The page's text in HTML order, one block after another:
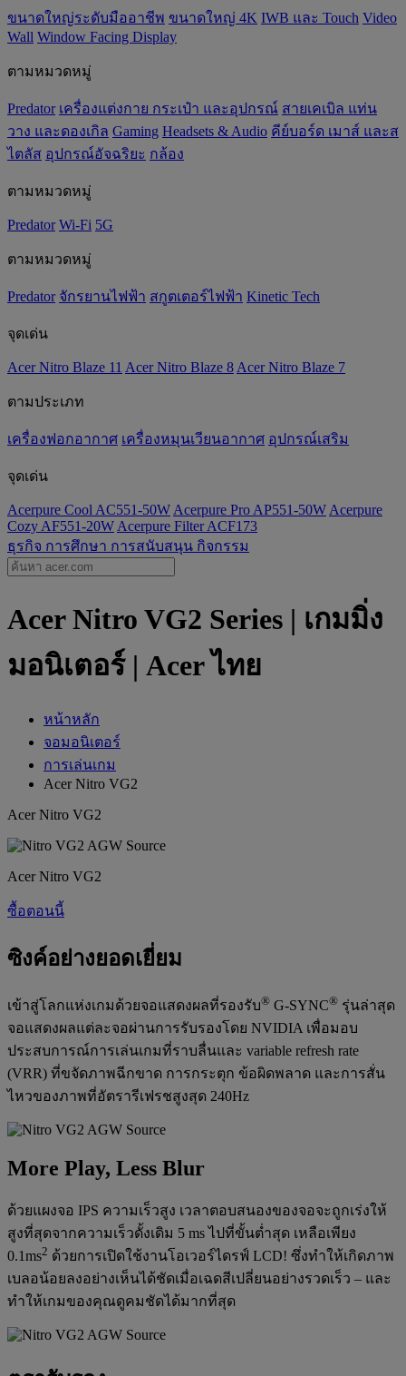
ขนาดใหญ่ระดับมืออาชีพ ขนาดใหญ่ 4K IWB และ Touch Video
Wall Window Facing Display
ตามหมวดหมู่
Predator เครื่องแต่งกาย กระเป๋า และอุปกรณ์ สายเคเบิล แท่น
วาง และดองเกิล Gaming ‌Headsets & Audio คีย์บอร์ด เมาส์ และส
ไตลัส อุปกรณ์อัจฉริยะ กล้อง
ตามหมวดหมู่
Predator Wi-Fi 5G
ตามหมวดหมู่
Predator จักรยานไฟฟ้า สกูตเตอร์ไฟฟ้า Kinetic Tech
จุดเด่น
Acer Nitro Blaze 11 Acer Nitro Blaze 8 Acer Nitro Blaze 7
ตามประเภท
เครื่องฟอกอากาศ เครื่องหมุนเวียนอากาศ อุปกรณ์เสริม
จุดเด่น
Acerpure Cool AC551-50W Acerpure Pro AP551-50W Acerpure
Cozy AF551-20W Acerpure Filter ACF173
ธุรกิจ การศึกษา การสนับสนุน กิจกรรม
Acer Nitro VG2 Series | เกมมิ่ง
มอนิเตอร์ | Acer ไทย
หน้าหลัก
จอมอนิเตอร์
การเล่นเกม
Acer Nitro VG2
Acer Nitro VG2
Acer Nitro VG2
ซื้อตอนนี้
ซิงค์อย่างยอดเยี่ยม
เข้าสู่โลกแห่งเกมด้วยจอแสดงผลที่รองรับ® G-SYNC® รุ่นล่าสุด
จอแสดงผลแต่ละจอผ่านการรับรองโดย NVIDIA เพื่อมอบ
ประสบการณ์การเล่นเกมที่ราบลื่นและ variable refresh rate
(VRR) ที่ขจัดภาพฉีกขาด การกระตุก ข้อผิดพลาด และการสั่น
ไหวของภาพที่อัตรารีเฟรชสูงสุด 240Hz
More Play, Less Blur
ด้วยแผงจอ IPS ความเร็วสูง เวลาตอบสนองของจอจะถูกเร่งให้
สูงที่สุดจากความเร็วดั้งเดิม 5 ms ไปที่ขั้นต่ำสุด เหลือเพียง
0.1ms2 ด้วยการเปิดใช้งานโอเวอร์ไดรฟ์ LCD! ซึ่งทำให้เกิดภาพ
เบลอน้อยลงอย่างเห็นได้ชัดเมื่อเฉดสีเปลี่ยนอย่างรวดเร็ว – และ
ทำให้เกมของคุณดูคมชัดได้มากที่สุด